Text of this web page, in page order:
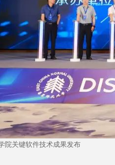
院关键软件技术成果发布